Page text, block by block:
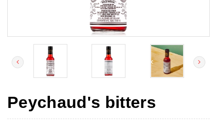
Peychaud's bitters